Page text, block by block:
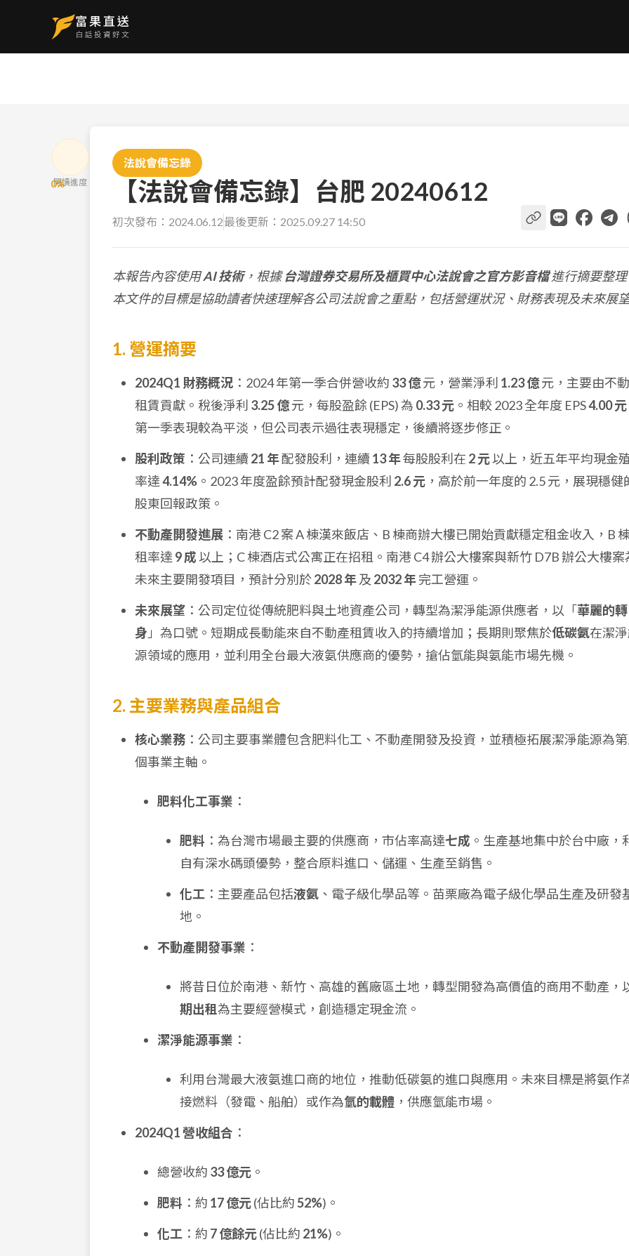
0%
閱讀進度
法說會備忘錄
【法說會備忘錄】台肥 20240612
初次發布： 2024.06.12最後更新： 2025.09.27 14:50
本報告內容使用AI 技術，根據台灣證券交易所及櫃買中心法說會之官方影音檔進行摘要整
本文件的目標是協助讀者快速理解各公司法說會之重點，包括營運狀況、財務表現及未來展
1. 營運摘要
2024Q1 財務概況 ：2024 年第一季合併營收約 33 億元，營業淨利 1.23 億元，主要由不
租賃貢獻。稅後淨利 3.25 億元，每股盈餘 (EPS) 為 0.33 元 。相較 2023 全年度 EPS4.00 元
第一季表現較為平淡，但公司表示過往表現穩定，後續將逐步修正。
股利政策 ：公司連續 21 年配發股利，連續 13 年每股股利在 2 元以上，近五年平均現金
率達4.14% 。2023 年度盈餘預計配發現金股利 2.6 元 ，高於前一年度的 2.5 元，展現穩健
股東回報政策。
不動產開發進展 ：南港 C2 案 A 棟漢來飯店、B 棟商辦大樓已開始貢獻穩定租金收入，B
租率達 9 成以上；C 棟酒店式公寓正在招租。南港 C4 辦公大樓案與新竹 D7B 辦公大樓案
未來主要開發項目，預計分別於2028 年及 2032 年完工營運。
未來展望 ：公司定位從傳統肥料與土地資產公司，轉型為潔淨能源供應者，以「華麗的轉
身 」為口號。短期成長動能來自不動產租賃收入的持續增加；長期則聚焦於低碳氨在潔
源領域的應用，並利用全台最大液氨供應商的優勢，搶佔氫能與氨能市場先機。
2. 主要業務與產品組合
核心業務 ：公司主要事業體包含肥料化工、不動產開發及投資，並積極拓展潔淨能源為
個事業主軸。
肥料化工事業 ：
肥料 ：為台灣市場最主要的供應商，市佔率高達七成 。生產基地集中於台中廠，
自有深水碼頭優勢，整合原料進口、儲運、生產至銷售。
化工 ：主要產品包括液氨 、電子級化學品等。苗栗廠為電子級化學品生產及研發
地。
不動產開發事業 ：
將昔日位於南港、新竹、高雄的舊廠區土地，轉型開發為高價值的商用不動產，
期出租為主要經營模式，創造穩定現金流。
潔淨能源事業 ：
利用台灣最大液氨進口商的地位，推動低碳氨的進口與應用。未來目標是將氨作
接燃料（發電、船舶）或作為氫的載體 ，供應氫能市場。
2024Q1 營收組合 ：
總營收約 33 億元 。
肥料 ：約 17 億元(佔比約52%)。
化工 ：約 7 億餘元(佔比約 21%)。